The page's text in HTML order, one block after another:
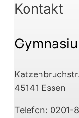
Kontakt
45141 Essen
Telefon: 0201-